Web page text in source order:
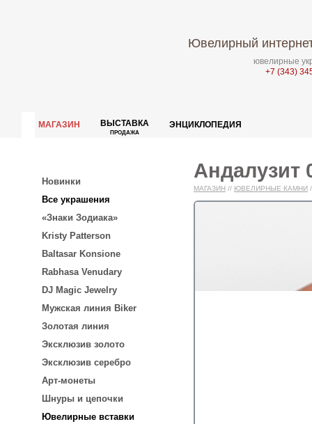
Ювелирный
ювелирные
+7 (343)
МАГАЗИН ВЫСТАВКА
ПРОДАЖА
ЭНЦИКЛОПЕДИЯ
Новинки
Все украшения
«Знаки Зодиака»
Kristy Patterson
Baltasar Konsione
Rabhasa Venudary
DJ Magic Jewelry
Мужская линия Biker
Золотая линия
Эксклюзив золото
Эксклюзив серебро
Арт-монеты
Шнуры и цепочки
Ювелирные вставки
Андалузит
МАГАЗИН // ЮВЕЛИРНЫЕ КАМНИ